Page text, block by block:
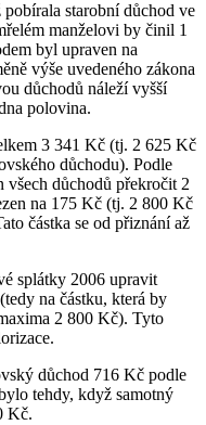
starobní důchod ve
manželovi by činil 1
byl upraven na
výše uvedeného zákona
důchodů náleží vyšší
polovina.
3 341 Kč (tj. 2 625 Kč
důchodu). Podle
všech důchodů překročit 2
na 175 Kč (tj. 2 800 Kč
částka se od přiznání až
splátky 2006 upravit
na částku, která by
2 800 Kč). Tyto
důchod 716 Kč podle
tehdy, když samotný
Kč.